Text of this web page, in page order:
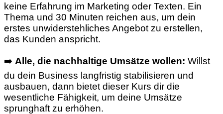
keine Erfahrung im Marketing oder Texten. Ein
Thema und 30 Minuten reichen aus, um dein
erstes unwiderstehliches Angebot zu erstellen,
das Kunden anspricht.
➡️ Alle, die nachhaltige Umsätze wollen: Willst
du dein Business langfristig stabilisieren und
ausbauen, dann bietet dieser Kurs dir die
wesentliche Fähigkeit, um deine Umsätze
sprunghaft zu erhöhen.